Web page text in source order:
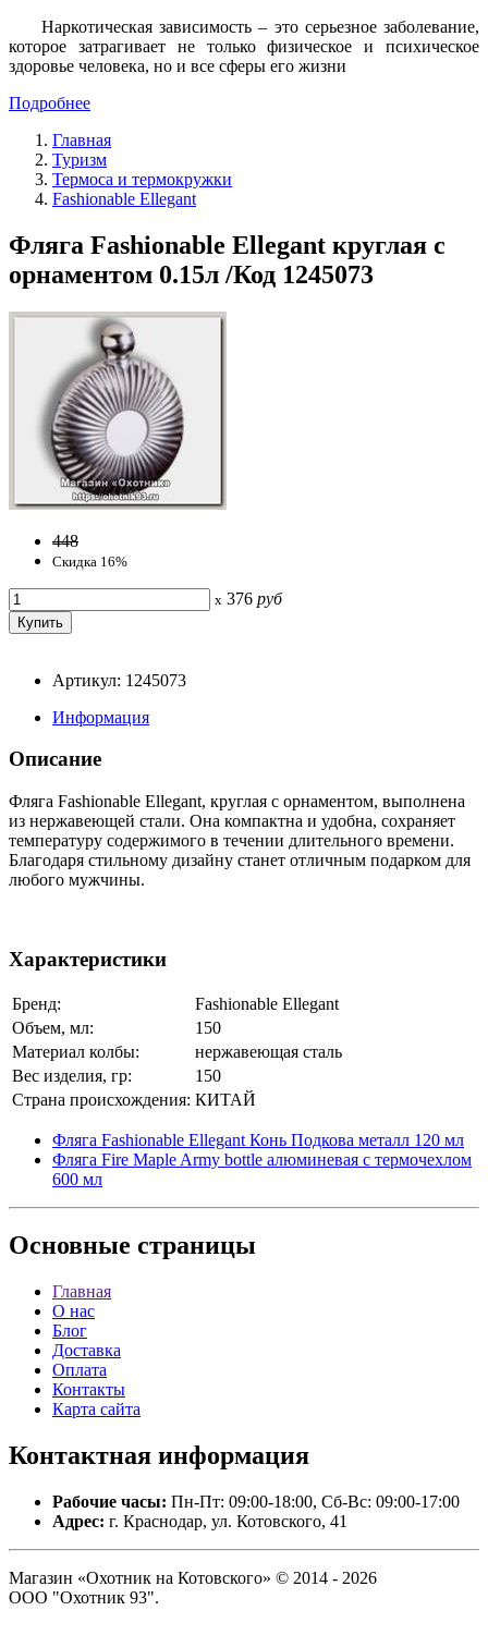
Наркотическая зависимость – это серьезное заболевание,
которое затрагивает не только физическое и психическое
здоровье человека, но и все сферы его жизни
Подробнее
Главная
Туризм
Термоса и термокружки
Fashionable Ellegant
Фляга Fashionable Ellegant круглая с
орнаментом 0.15л /Код 1245073
448
Скидка 16%
x 376 руб
Артикул: 1245073
Информация
Описание
Фляга Fashionable Ellegant, круглая с орнаментом, выполнена
из нержавеющей стали. Она компактна и удобна, сохраняет
температуру содержимого в течении длительного времени.
Благодаря стильному дизайну станет отличным подарком для
любого мужчины.
Характеристики
Бренд:
Fashionable Ellegant
Объем, мл:
150
Материал колбы:
нержавеющая сталь
Вес изделия, гр:
150
Страна происхождения: КИТАЙ
Фляга Fashionable Ellegant Конь Подкова металл 120 мл
Фляга Fire Maple Army bottle алюминевая с термочехлом
600 мл
Основные страницы
Главная
О нас
Блог
Доставка
Оплата
Контакты
Карта сайта
Контактная информация
Рабочие часы: Пн-Пт: 09:00-18:00, Сб-Вс: 09:00-17:00
Адрес: г. Краснодар, ул. Котовского, 41
Магазин «Охотник на Котовского» © 2014 - 2026
ООО "Охотник 93".